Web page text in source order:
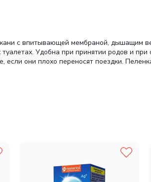
с впитывающей мембраной, дышащим
Удобна при принятии родов и
они плохо переносят поездки.
(разыгрыванию).